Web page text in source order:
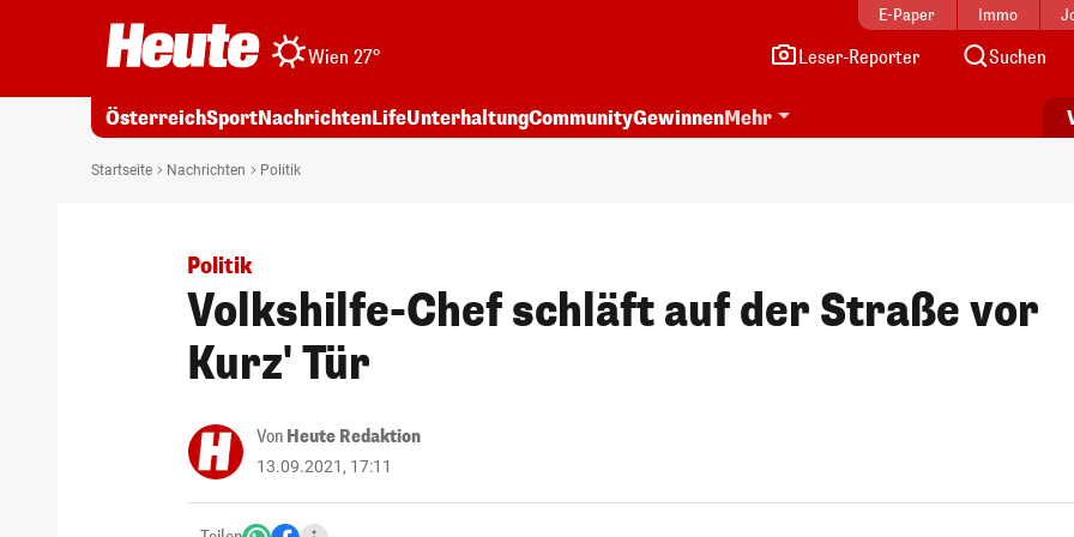
E-Paper Immo
Wien 27° Leser-Reporter Suchen
ÖsterreichSportNachrichtenLifeUnterhaltungCommunityGewinnenMehr
Startseite Nachrichten Politik
Politik
Volkshilfe-Chef schläft auf der Straße vor
Kurz' Tür
Von Heute Redaktion
13.09.2021, 17:11